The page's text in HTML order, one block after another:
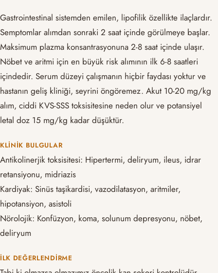
Gastrointestinal sistemden emilen, lipofilik özellikte ilaçlardır.
Semptomlar alımdan sonraki 2 saat içinde görülmeye başlar.
Maksimum plazma konsantrasyonuna 2-8 saat içinde ulaşır.
Nöbet ve aritmi için en büyük risk alımının ilk 6-8 saatleri
içindedir. Serum düzeyi çalışmanın hiçbir faydası yoktur ve
hastanın geliş kliniği, seyrini öngöremez. Akut 10-20 mg/kg
alım, ciddi KVS-SSS toksisitesine neden olur ve potansiyel
letal doz 15 mg/kg kadar düşüktür.
KLINIK BULGULAR
Antikolinerjik toksisitesi: Hipertermi, deliryum, ileus, idrar
retansiyonu, midriazis
Kardiyak: Sinüs taşikardisi, vazodilatasyon, aritmiler,
hipotansiyon, asistoli
Nörolojik: Konfüzyon, koma, solunum depresyonu, nöbet,
deliryum
İLK DEĞERLENDIRME